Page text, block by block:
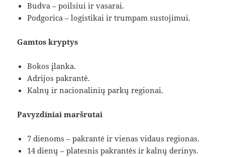
Budva – poilsiui ir vasarai.
Podgorica – logistikai ir trumpam sustojimui.
Gamtos kryptys
Bokos įlanka.
Adrijos pakrantė.
Kalnų ir nacionalinių parkų regionai.
Pavyzdiniai maršrutai
7 dienoms – pakrantė ir vienas vidaus regionas.
14 dienų – platesnis pakrantės ir kalnų derinys.